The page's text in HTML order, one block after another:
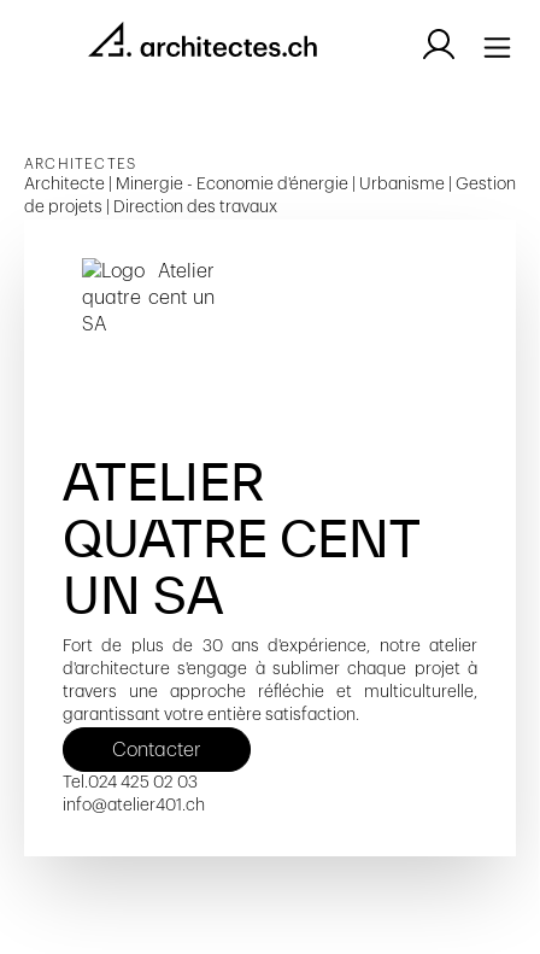
ARCHITECTES
Architecte | Minergie - Economie d'énergie | Urbanisme | Gestion
de projets | Direction des travaux
ATELIER
QUATRE CENT
UN SA
Fort de plus de 30 ans d'expérience, notre atelier
d'architecture s'engage à sublimer chaque projet à
travers une approche réfléchie et multiculturelle,
garantissant votre entière satisfaction.
Contacter
Tel.024 425 02 03
info@atelier401.ch